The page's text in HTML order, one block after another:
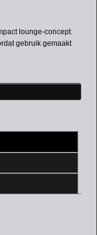
lounge-concept.
gebruik gemaakt